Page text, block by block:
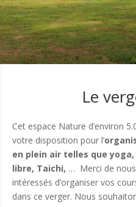
Le
Cet espace Nature d’environ
votre disposition pour l’
en plein air telles que
libre, Taichi, … Merci de
intéressés d’organiser vos
dans ce verger. Nous